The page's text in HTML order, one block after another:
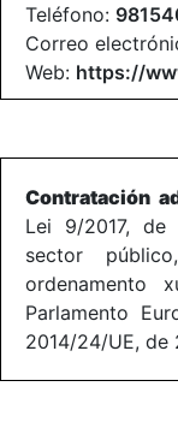
Teléfono:
Correo
Web: https://
Contratación
Lei 9/2017,
sector
ordenamento
Parlamento
2014/24/UE, de